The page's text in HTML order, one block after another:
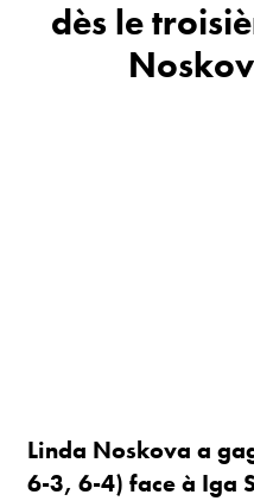
dès le
Linda Noskova a
6-3, 6-4) face à Iga